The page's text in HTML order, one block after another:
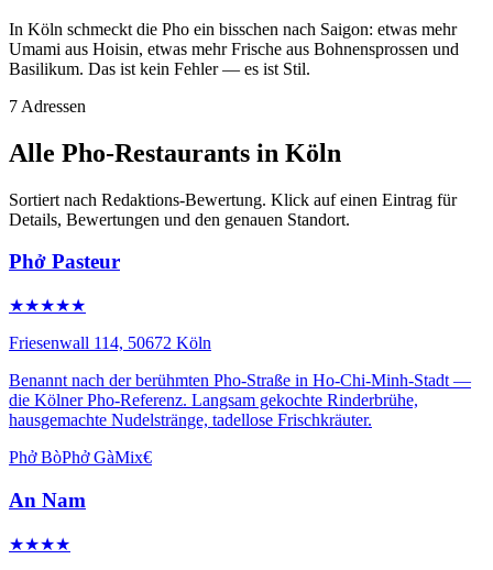
In Köln schmeckt die Pho ein bisschen nach Saigon: etwas mehr
Umami aus Hoisin, etwas mehr Frische aus Bohnensprossen und
Basilikum. Das ist kein Fehler — es ist Stil.
7 Adressen
Alle Pho-Restaurants in Köln
Sortiert nach Redaktions-Bewertung. Klick auf einen Eintrag für
Details, Bewertungen und den genauen Standort.
Phở Pasteur
★★★★★
Friesenwall 114, 50672 Köln
Benannt nach der berühmten Pho-Straße in Ho-Chi-Minh-Stadt —
die Kölner Pho-Referenz. Langsam gekochte Rinderbrühe,
hausgemachte Nudelstränge, tadellose Frischkräuter.
Phở BòPhở GàMix€
An Nam
★★★★